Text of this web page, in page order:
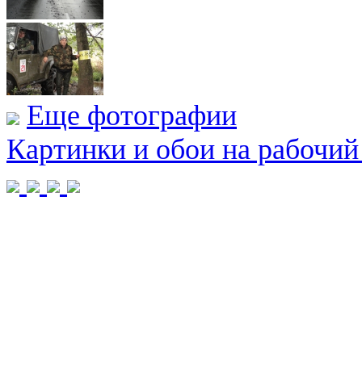
Еще фотографии
Картинки и обои на